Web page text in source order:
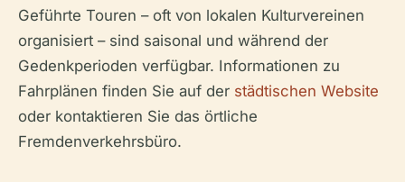
Geführte Touren – oft von lokalen Kulturvereinen
organisiert – sind saisonal und während der
Gedenkperioden verfügbar. Informationen zu
Fahrplänen finden Sie auf der städtischen Website
oder kontaktieren Sie das örtliche
Fremdenverkehrsbüro.